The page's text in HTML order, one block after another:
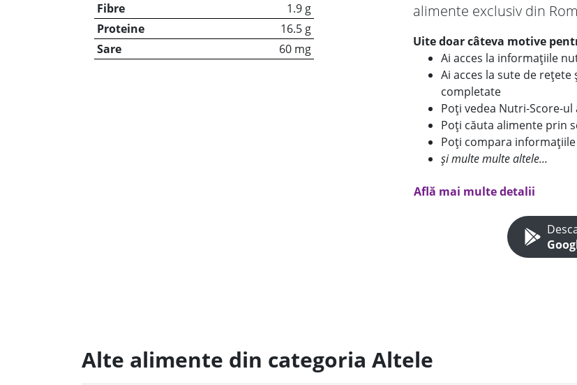
Fibre
1.9 g
Proteine
16.5 g
Sare
60 mg
alimente exclusiv din
Uite doar câteva motive
Ai acces la informațiile
Ai acces la sute de
completate
Poți vedea Nutri-Score-
Poți căuta alimente prin
Poți compara
și multe multe altele...
Află mai multe detalii
Alte alimente din categoria Altele